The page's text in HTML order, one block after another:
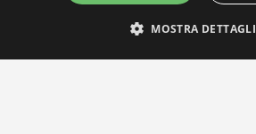
MOSTRA DETTAGLI